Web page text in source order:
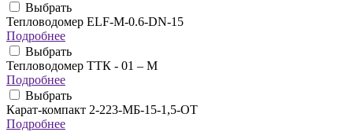
Выбрать
Тепловодомер ELF-M-0.6-DN-15
Подробнее
Выбрать
Тепловодомер ТТК - 01 – М
Подробнее
Выбрать
Карат-компакт 2-223-МБ-15-1,5-ОТ
Подробнее